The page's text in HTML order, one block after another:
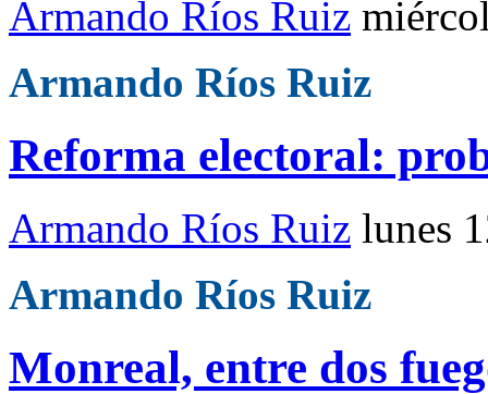
Armando Ríos Ruiz
Armando Ríos Ruiz
Reforma electoral:
Armando Ríos Ruiz lunes
Armando Ríos Ruiz
Monreal, entre dos